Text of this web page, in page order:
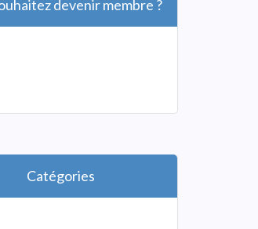
devenir membre ?
Catégories